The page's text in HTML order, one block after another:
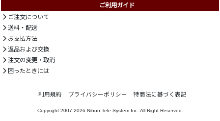
ご利用ガイド
ご注文について
送料・配送
お支払方法
返品および交換
注文の変更・取消
困ったときには
利用規約 プライバシーポリシー 特商法に基づく表記
Copyright 2007-2026 Nihon Tele System Inc. All Right Reserved.